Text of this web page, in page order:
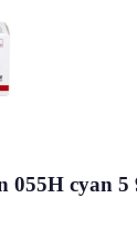
055H cyan 5